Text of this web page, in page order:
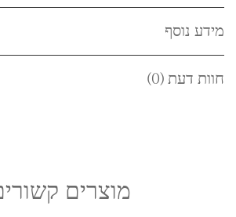
מידע נוסף
חוות דעת (0)
מוצרים